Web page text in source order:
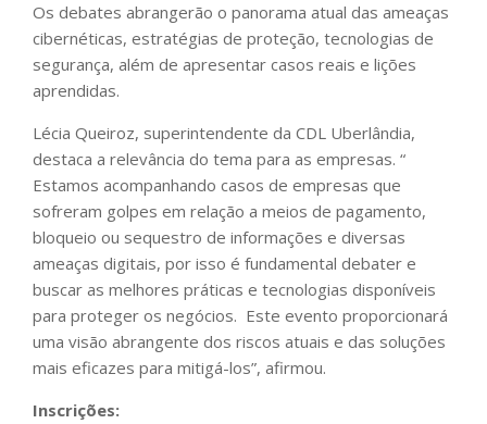
Os debates abrangerão o panorama atual das ameaças
cibernéticas, estratégias de proteção, tecnologias de
segurança, além de apresentar casos reais e lições
aprendidas.
Lécia Queiroz, superintendente da CDL Uberlândia,
destaca a relevância do tema para as empresas. “
Estamos acompanhando casos de empresas que
sofreram golpes em relação a meios de pagamento,
bloqueio ou sequestro de informações e diversas
ameaças digitais, por isso é fundamental debater e
buscar as melhores práticas e tecnologias disponíveis
para proteger os negócios. Este evento proporcionará
uma visão abrangente dos riscos atuais e das soluções
mais eficazes para mitigá-los”, afirmou.
Inscrições: